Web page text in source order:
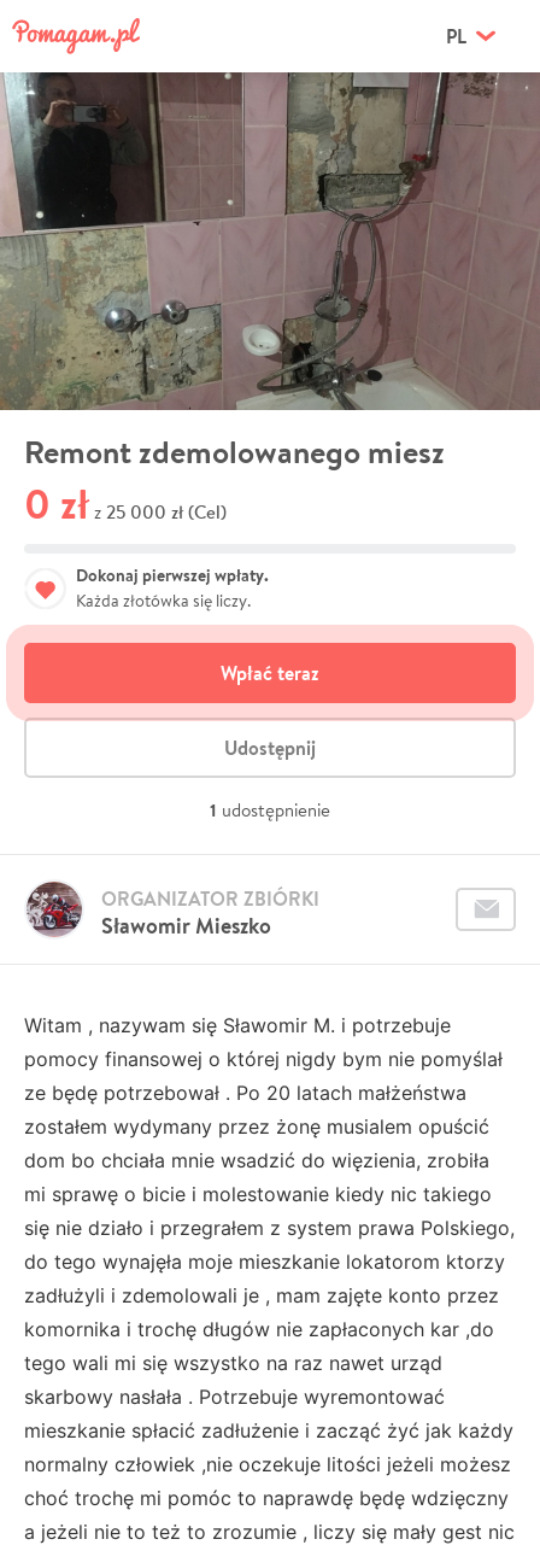
PL
Remont zdemolowanego miesz
0 zł z 25 000 zł (Cel)
Dokonaj pierwszej wpłaty.
Każda złotówka się liczy.
Wpłać teraz
Udostępnij
1 udostępnienie
Sławomir Mieszko
ORGANIZATOR ZBIÓRKI
Witam , nazywam się Sławomir M. i potrzebuje
pomocy finansowej o której nigdy bym nie pomyślał
ze będę potrzebował . Po 20 latach małżeństwa
zostałem wydymany przez żonę musialem opuścić
dom bo chciała mnie wsadzić do więzienia, zrobiła
mi sprawę o bicie i molestowanie kiedy nic takiego
się nie działo i przegrałem z system prawa Polskiego,
do tego wynajęła moje mieszkanie lokatorom ktorzy
zadłużyli i zdemolowali je , mam zajęte konto przez
komornika i trochę długów nie zapłaconych kar ,do
tego wali mi się wszystko na raz nawet urząd
skarbowy nasłała . Potrzebuje wyremontować
mieszkanie spłacić zadłużenie i zacząć żyć jak każdy
normalny człowiek ,nie oczekuje litości jeżeli możesz
choć trochę mi pomóc to naprawdę będę wdzięczny
a jeżeli nie to też to zrozumie , liczy się mały gest nic